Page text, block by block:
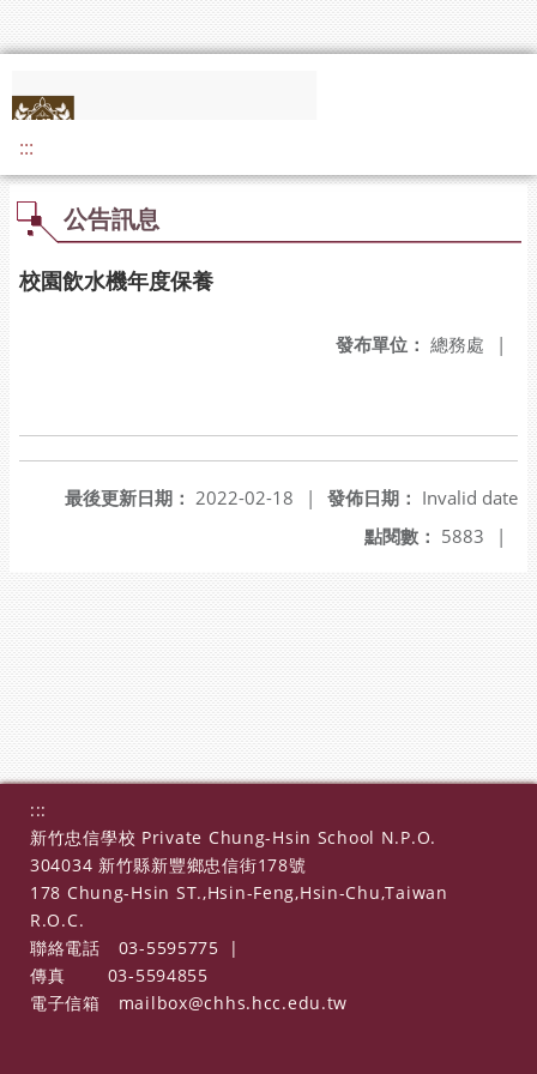
:::
公告訊息
校園飲水機年度保養
發布單位： 總務處 |
發佈日期： Invalid date
最後更新日期： 2022-02-18
|
點閱數： 5883 |
:::
新竹忠信學校 Private Chung-Hsin School N.P.O.
304034 新竹縣新豐鄉忠信街178號
178 Chung-Hsin ST.,Hsin-Feng,Hsin-Chu,Taiwan
R.O.C.
聯絡電話
03-5595775
|
傳真
03-5594855
電子信箱
mailbox@chhs.hcc.edu.tw